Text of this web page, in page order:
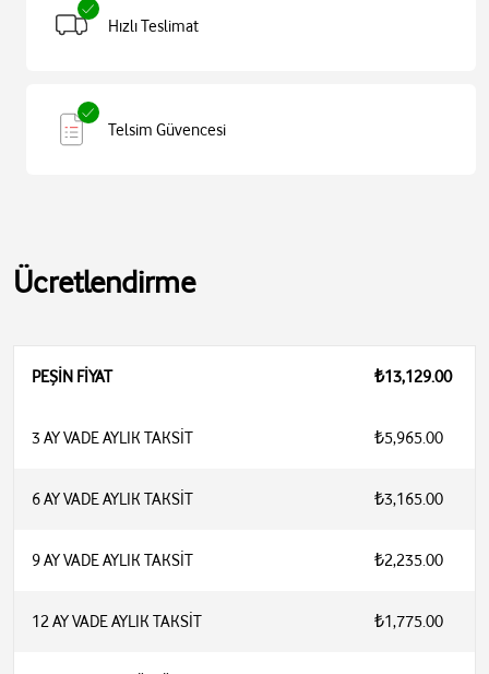
Hızlı Teslimat
Telsim Güvencesi
Ücretlendirme
PEŞİN FİYAT ₺13,129.00
3 AY VADE AYLIK TAKSİT ₺5,965.00
6 AY VADE AYLIK TAKSİT ₺3,165.00
9 AY VADE AYLIK TAKSİT ₺2,235.00
12 AY VADE AYLIK TAKSİT ₺1,775.00